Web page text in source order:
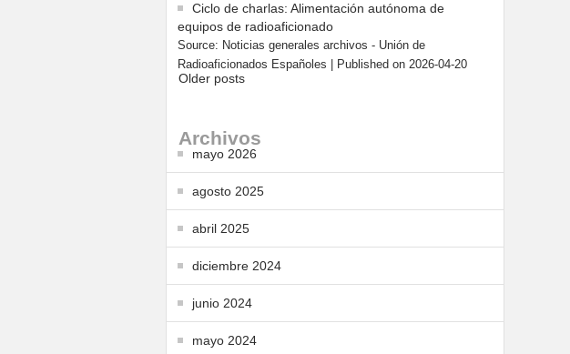
Ciclo de charlas: Alimentación autónoma de
equipos de radioaficionado
Source: Noticias generales archivos - Unión de
Radioaficionados Españoles
Published on 2026-04-20
Older posts
Archivos
mayo 2026
agosto 2025
abril 2025
diciembre 2024
junio 2024
mayo 2024